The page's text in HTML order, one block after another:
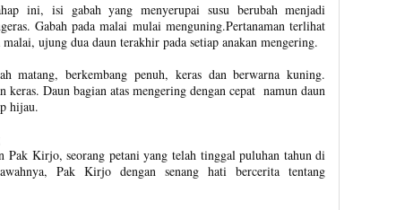
ini, isi gabah yang menyerupai susu berubah menjadi
Gabah pada malai mulai menguning.Pertanaman terlihat
ujung dua daun terakhir pada setiap anakan mengering.
matang, berkembang penuh, keras dan berwarna kuning.
keras. Daun bagian atas mengering dengan cepat namun daun
hijau.
Pak Kirjo, seorang petani yang telah tinggal puluhan tahun di
Pak Kirjo dengan senang hati bercerita tentang